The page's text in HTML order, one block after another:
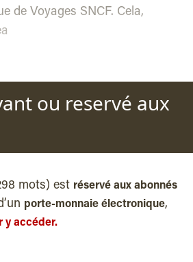
de Voyages SNCF. Cela,
ou reservé aux
mots) est réservé aux abonnés
porte-monnaie électronique,
y accéder.